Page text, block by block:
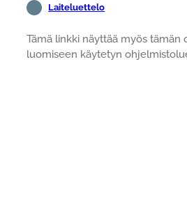
Laiteluettelo
Tämä linkki näyttää myös tämän
luomiseen käytetyn